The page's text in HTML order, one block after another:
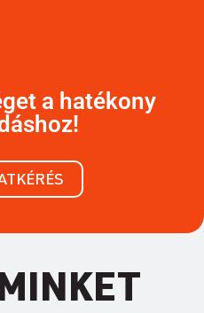
a hatékony